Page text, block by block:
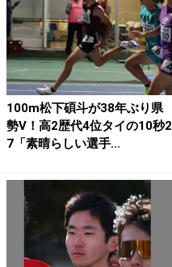
100m松下碩斗が38年ぶり県
勢V！高2歴代4位タイの10秒2
7「素晴らしい選手...